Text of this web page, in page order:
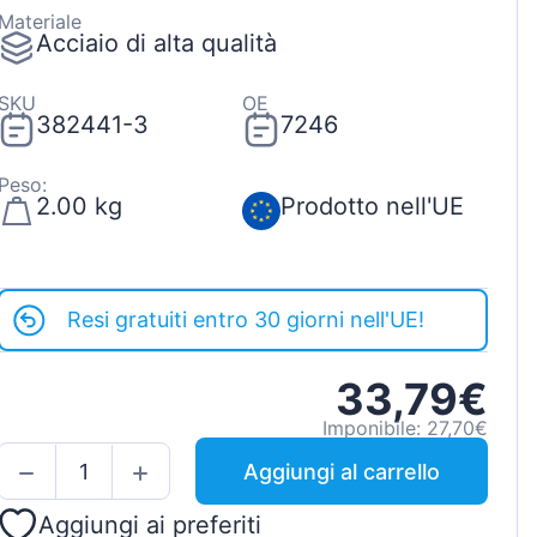
Acciaio di alta qualità
382441-3
OE
7246
2.00 kg Prodotto nell'UE
Resi gratuiti entro 30 giorni nell'UE!
33,79€
Imponibile: 27,70€
Aggiungi al carrello
Aggiungi ai preferiti